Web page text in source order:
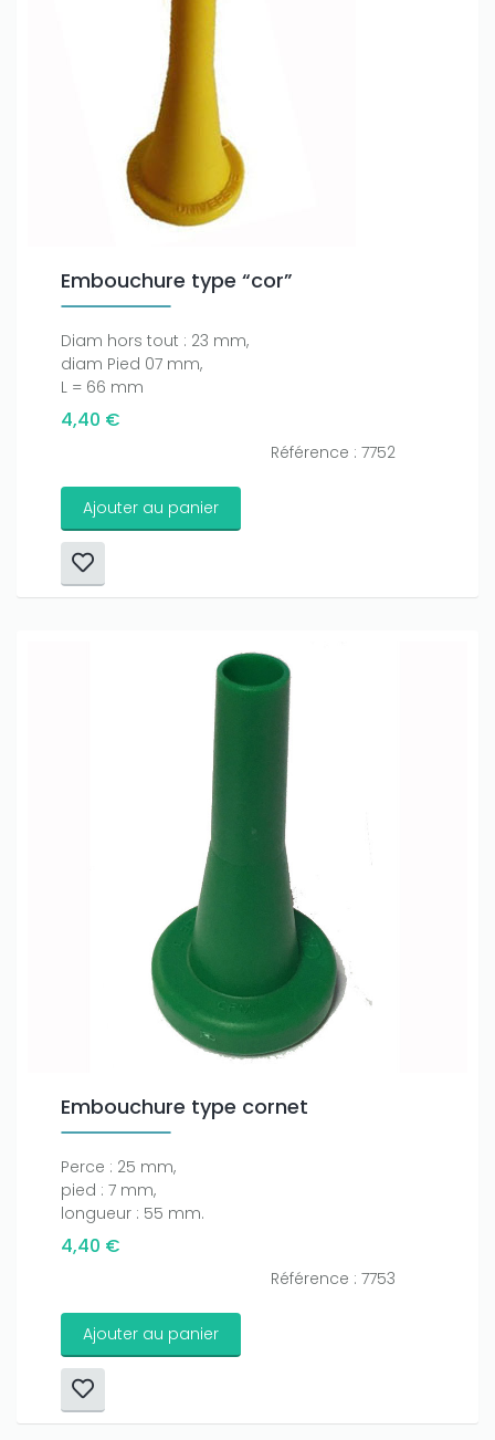
Embouchure type “cor”
Diam hors tout : 23 mm,
diam Pied 07 mm,
L = 66 mm
4,40 €
Référence : 7752
Ajouter au panier
Embouchure type cornet
Perce : 25 mm,
pied : 7 mm,
longueur : 55 mm.
4,40 €
Référence : 7753
Ajouter au panier